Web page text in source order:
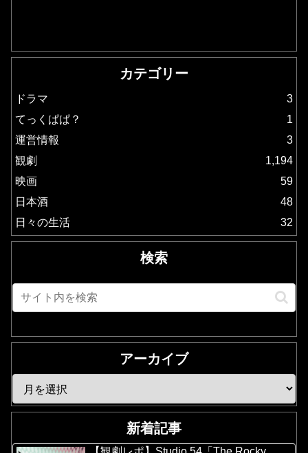
カテゴリー
ドラマ
3
てっくぱぱ？
1
運営情報
3
観劇
1,194
映画
59
日本酒
48
日々の生活
32
検索
アーカイブ
新着記事